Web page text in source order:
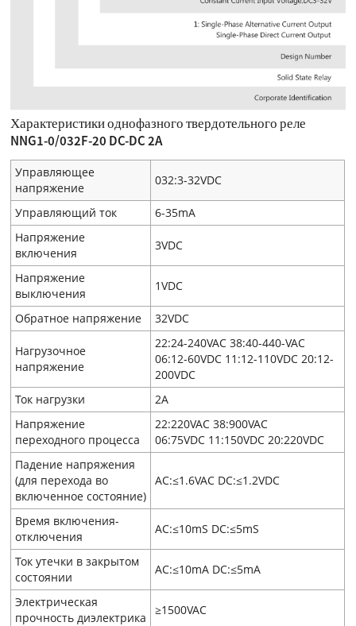
Характеристики однофазного твердотельного реле
NNG1-0/032F-20 DC-DC 2A
Управляющее
напряжение
032:3-32VDC
Управляющий ток
6-35mA
Напряжение
включения
3VDC
Напряжение
выключения
1VDC
Обратное напряжение 32VDC
Нагрузочное
напряжение
22:24-240VAC 38:40-440-VAC
06:12-60VDC 11:12-110VDC 20:12-
200VDC
Ток нагрузки
2A
Напряжение
переходного процесса
22:220VAC 38:900VAC
06:75VDC 11:150VDC 20:220VDC
Падение напряжения
(для перехода во
включенное состояние)
AC:≤1.6VAC DC:≤1.2VDC
Время включения-
отключения
AC:≤10mS DC:≤5mS
Ток утечки в закрытом
состоянии
AC:≤10mA DC:≤5mA
Электрическая
прочность диэлектрика
≥1500VAC